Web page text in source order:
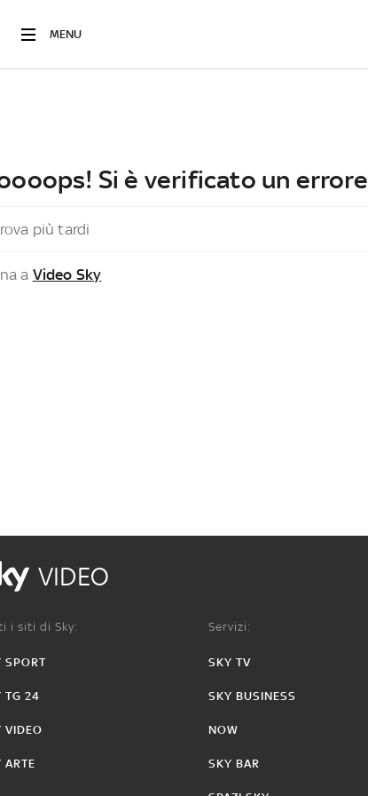
MENU
Si è verificato un errore
più tardi
a Video Sky
VIDEO
i siti di Sky:
SPORT
TG 24
VIDEO
ARTE
Servizi:
SKY TV
SKY BUSINESS
NOW
SKY BAR